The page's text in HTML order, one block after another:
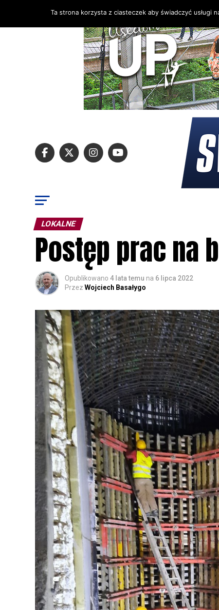
LOKALNE
Postęp prac na
Opublikowano 4 lata temu na 6 lipca 2022
Przez Wojciech Basałygo
Ta strona korzysta z ciasteczek aby świadczyć usługi